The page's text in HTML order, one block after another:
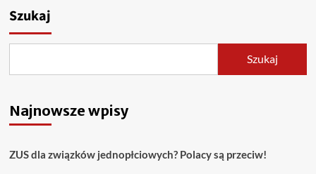
Szukaj
Szukaj
Najnowsze wpisy
ZUS dla związków jednopłciowych? Polacy są przeciw!